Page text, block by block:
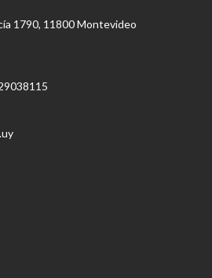
1790, 11800 Montevideo
Se